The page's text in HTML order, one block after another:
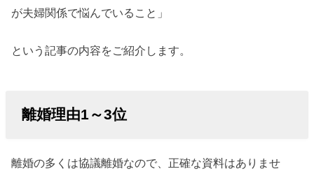
が夫婦関係で悩んでいること」
という記事の内容をご紹介します。
離婚理由1～3位
離婚の多くは協議離婚なので、正確な資料はありませ